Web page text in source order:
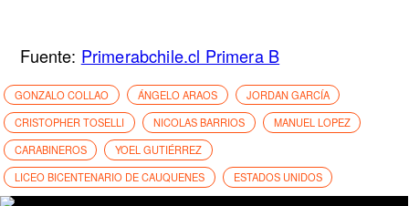
Fuente: Primerabchile.cl Primera B
GONZALO COLLAO ÁNGELO ARAOS
JORDAN GARCÍA
CRISTOPHER TOSELLI
NICOLAS BARRIOS
MANUEL LOPEZ
CARABINEROS
YOEL GUTIÉRREZ
LICEO BICENTENARIO DE CAUQUENES
ESTADOS UNIDOS